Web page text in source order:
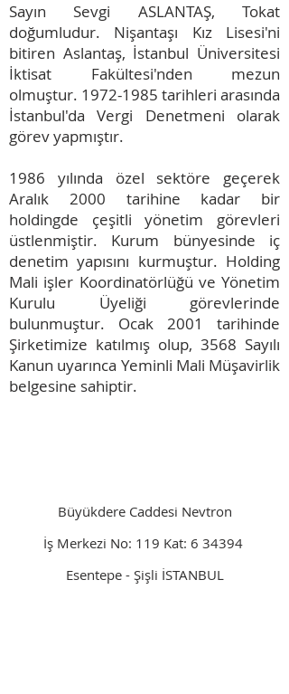
Sayın Sevgi ASLANTAŞ, Tokat
doğumludur. Nişantaşı Kız Lisesi'ni
bitiren Aslantaş, İstanbul Üniversitesi
İktisat Fakültesi'nden mezun
olmuştur. 1972-1985 tarihleri arasında
İstanbul'da Vergi Denetmeni olarak
görev yapmıştır.
1986 yılında özel sektöre geçerek
Aralık 2000 tarihine kadar bir
holdingde çeşitli yönetim görevleri
üstlenmiştir. Kurum bünyesinde iç
denetim yapısını kurmuştur. Holding
Mali işler Koordinatörlüğü ve Yönetim
Kurulu Üyeliği görevlerinde
bulunmuştur. Ocak 2001 tarihinde
Şirketimize katılmış olup, 3568 Sayılı
Kanun uyarınca Yeminli Mali Müşavirlik
belgesine sahiptir.
Büyükdere Caddesi Nevtron
İş Merkezi No: 119 Kat: 6 34394
Esentepe - Şişli İSTANBUL